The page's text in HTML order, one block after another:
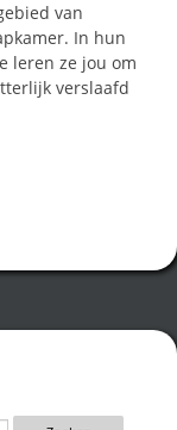
van
In hun
leren ze jou om
verslaafd